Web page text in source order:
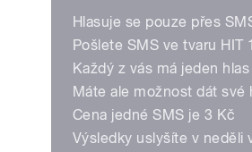
Hlasuje se pouze přes
Pošlete SMS ve tvaru
Každý z vás má jeden
Máte ale možnost dát své
Cena jedné SMS je 3 Kč
Výsledky uslyšíte v neděli